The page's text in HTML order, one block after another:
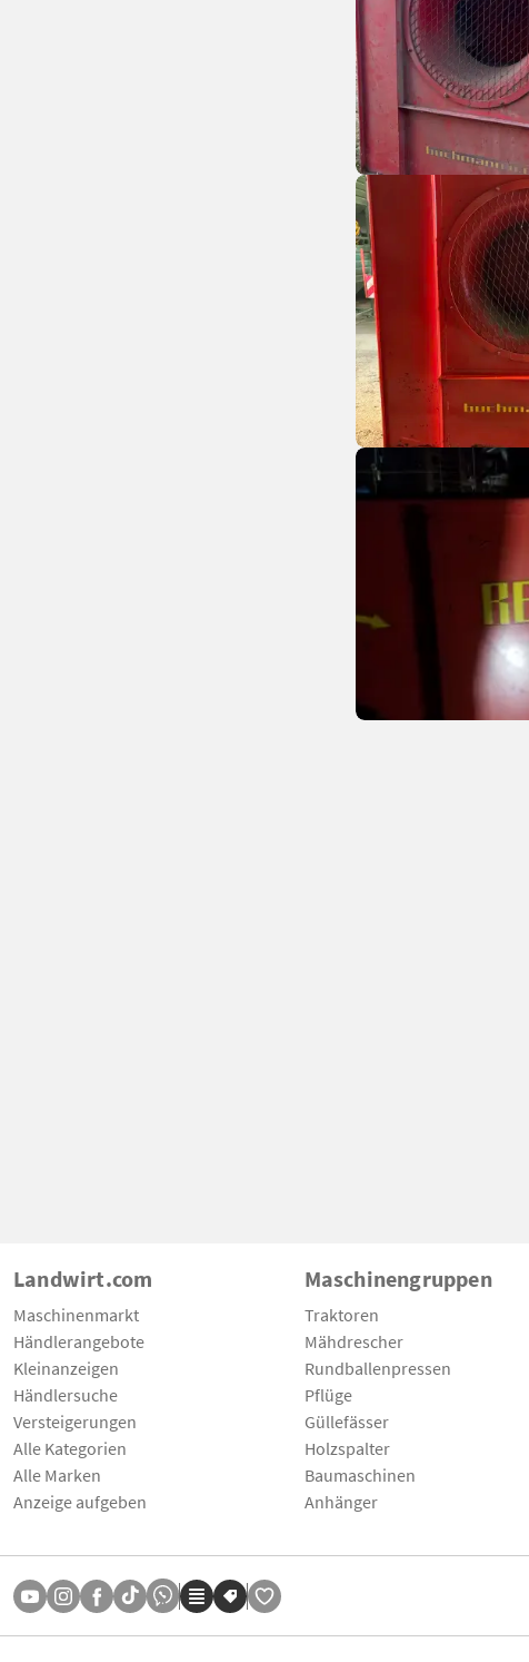
Landwirt.com
Maschinenmarkt
Händlerangebote
Kleinanzeigen
Händlersuche
Versteigerungen
Alle Kategorien
Alle Marken
Anzeige aufgeben
Maschinengruppen
Traktoren
Mähdrescher
Rundballenpressen
Pflüge
Güllefässer
Holzspalter
Baumaschinen
Anhänger